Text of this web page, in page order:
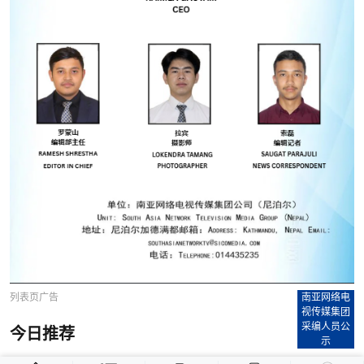
列表页广告
南亚网络电
视传媒集团
采编人员公
示
今日推荐